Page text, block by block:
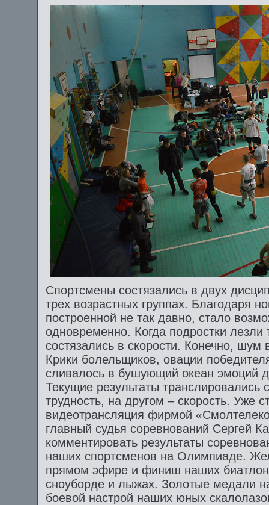
Спортсмены состязались в двух
трех возрастных группах. Благодаря
построенной не так давно, стало
одновременно. Когда подростки лезли
состязались в скорости. Конечно,
Крики болельщиков, овации
сливалось в бушующий океан эмоций
Текущие результаты транслировались
трудность, на другом – скорость. Уже
видеотрансляция фирмой
главный судья соревнований Сергей
комментировать результаты
наших спортсменов на Олимпиаде.
прямом эфире и финиш наших
сноуборде и лыжах. Золотые медали
боевой настрой наших юных